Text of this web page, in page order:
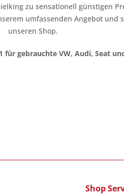
Shop
zu sensationell günstigen
umfassenden Angebot und
unseren Shop.
gebrauchte VW, Audi, Seat